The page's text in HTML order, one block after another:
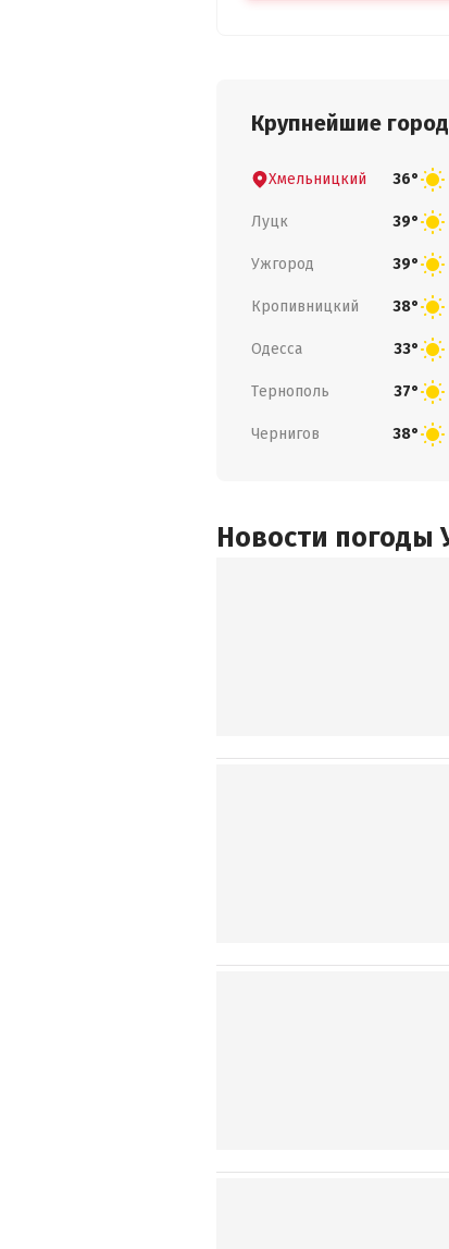
Крупнейшие
Хмельницкий 36°
Луцк 39°
Ужгород 39°
Кропивницкий 38°
Одесса 33°
Тернополь 37°
Чернигов 38°
Новости погоды